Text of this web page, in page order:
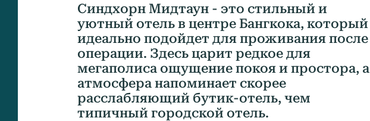
Синдхорн Мидтаун - это стильный и
уютный отель в центре Бангкока, который
идеально подойдет для проживания после
операции. Здесь царит редкое для
мегаполиса ощущение покоя и простора, а
атмосфера напоминает скорее
расслабляющий бутик-отель, чем
типичный городской отель.